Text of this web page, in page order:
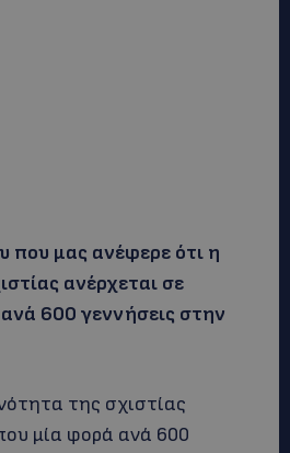
που μας ανέφερε ότι η
ανέρχεται σε
600 γεννήσεις στην
της σχιστίας
μία φορά ανά 600